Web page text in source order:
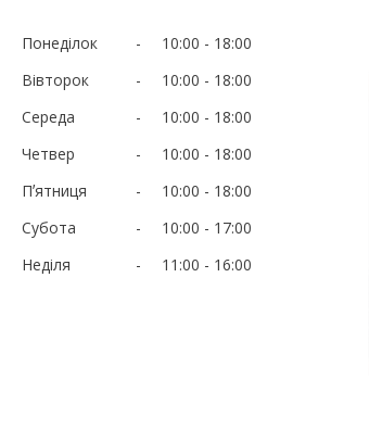
Понеділок 10:00
18:00
Вівторок
10:00
18:00
Середа
10:00
18:00
Четвер
10:00
18:00
Пʼятниця
10:00
18:00
Субота
10:00
17:00
Неділя
11:00 16:00